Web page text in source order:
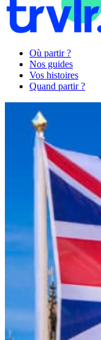
Où partir ?
Nos guides
Vos histoires
Quand partir ?